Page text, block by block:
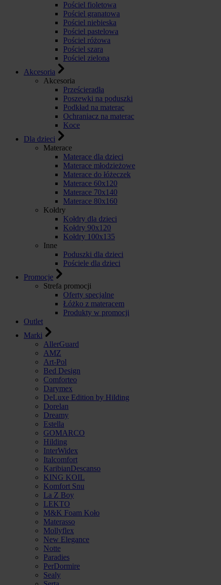
Pościel fioletowa
Pościel granatowa
Pościel niebieska
Pościel pastelowa
Pościel różowa
Pościel szara
Pościel zielona
Akcesoria
Akcesoria
Prześcieradła
Poszewki na poduszki
Podkład na materac
Ochraniacz na materac
Koce
Dla dzieci
Materace
Materace dla dzieci
Materace młodzieżowe
Materace do łóżeczek
Materace 60x120
Materace 70x140
Materace 80x160
Kołdry
Kołdry dla dzieci
Kołdry 90x120
Kołdry 100x135
Inne
Poduszki dla dzieci
Pościele dla dzieci
Promocje
Strefa promocji
Oferty specjalne
Łóżko z materacem
Produkty w promocji
Outlet
Marki
AllerGuard
AMZ
Art-Pol
Bed Design
Comforteo
Darymex
DeLuxe Edition by Hilding
Dorelan
Dreamy
Estella
GOMARCO
Hilding
InterWidex
Italcomfort
KaribianDescanso
KING KOIL
Komfort Snu
La Z Boy
LEKTO
M&K Foam Koło
Materasso
Mollyflex
New Elegance
Notte
Paradies
PerDormire
Sealy